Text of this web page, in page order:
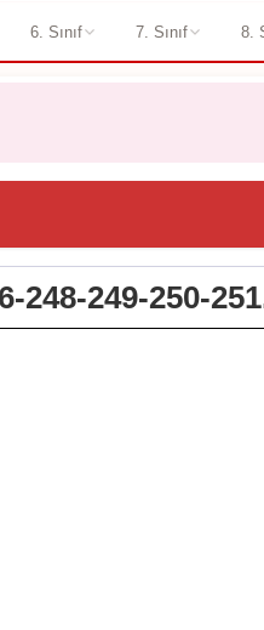
6. Sınıf 7. Sınıf 8.
248-249-250-